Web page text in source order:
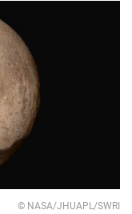
© NASA/JHUAPL/SWRI